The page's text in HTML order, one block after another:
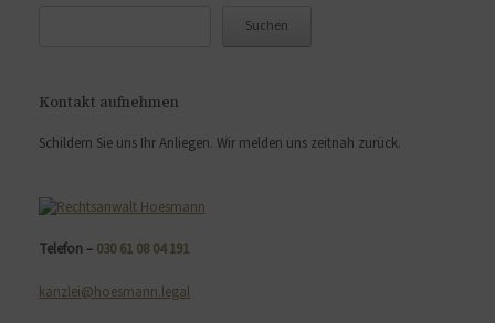
Suchen
Kontakt aufnehmen
Schildern Sie uns Ihr Anliegen. Wir melden uns zeitnah zurück.
Telefon – 030 61 08 04 191
kanzlei@hoesmann.legal